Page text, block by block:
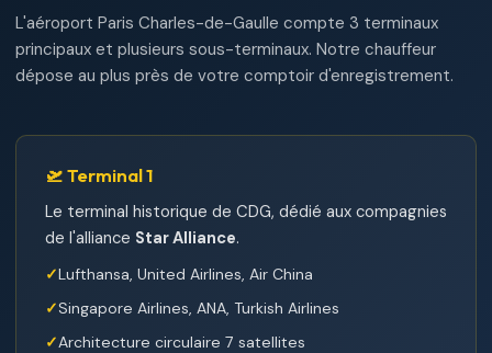
L'aéroport Paris Charles-de-Gaulle compte 3 terminaux
principaux et plusieurs sous-terminaux. Notre chauffeur
dépose au plus près de votre comptoir d'enregistrement.
🛫 Terminal 1
Le terminal historique de CDG, dédié aux compagnies
de l'alliance Star Alliance.
Lufthansa, United Airlines, Air China
Singapore Airlines, ANA, Turkish Airlines
Architecture circulaire 7 satellites